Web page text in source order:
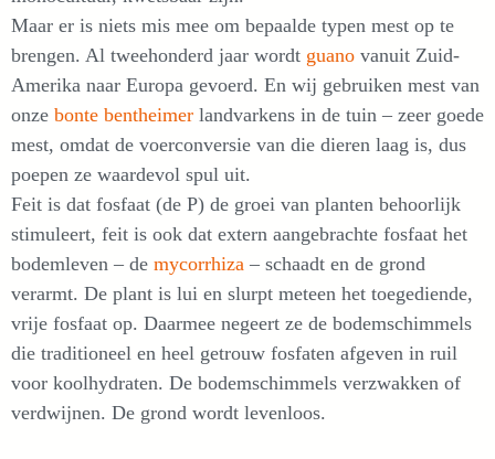
Maar er is niets mis mee om bepaalde typen mest op te
brengen. Al tweehonderd jaar wordt guano vanuit Zuid-
Amerika naar Europa gevoerd. En wij gebruiken mest van
onze bonte bentheimer landvarkens in de tuin – zeer goede
mest, omdat de voerconversie van die dieren laag is, dus
poepen ze waardevol spul uit.
Feit is dat fosfaat (de P) de groei van planten behoorlijk
stimuleert, feit is ook dat extern aangebrachte fosfaat het
bodemleven – de mycorrhiza – schaadt en de grond
verarmt. De plant is lui en slurpt meteen het toegediende,
vrije fosfaat op. Daarmee negeert ze de bodemschimmels
die traditioneel en heel getrouw fosfaten afgeven in ruil
voor koolhydraten. De bodemschimmels verzwakken of
verdwijnen. De grond wordt levenloos.